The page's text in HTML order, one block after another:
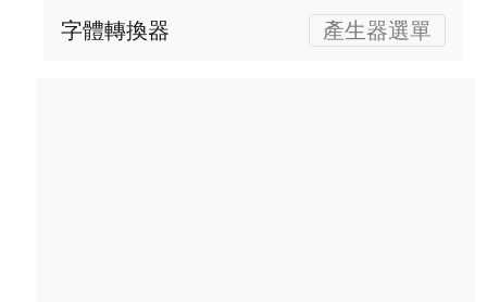
字體轉換器 產生器選單